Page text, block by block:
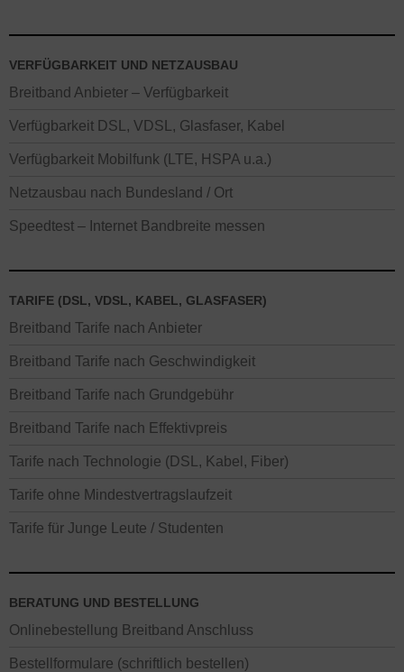
VERFÜGBARKEIT UND NETZAUSBAU
Breitband Anbieter – Verfügbarkeit
Verfügbarkeit DSL, VDSL, Glasfaser, Kabel
Verfügbarkeit Mobilfunk (LTE, HSPA u.a.)
Netzausbau nach Bundesland / Ort
Speedtest – Internet Bandbreite messen
TARIFE (DSL, VDSL, KABEL, GLASFASER)
Breitband Tarife nach Anbieter
Breitband Tarife nach Geschwindigkeit
Breitband Tarife nach Grundgebühr
Breitband Tarife nach Effektivpreis
Tarife nach Technologie (DSL, Kabel, Fiber)
Tarife ohne Mindestvertragslaufzeit
Tarife für Junge Leute / Studenten
BERATUNG UND BESTELLUNG
Onlinebestellung Breitband Anschluss
Bestellformulare (schriftlich bestellen)